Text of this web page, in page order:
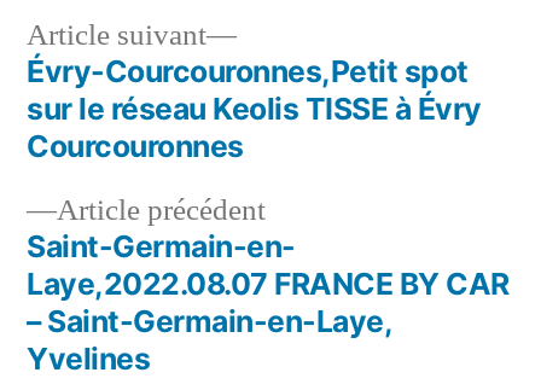
Navigation
de
l’article
Article précédentArticle
précédent :
Saint-Germain-en-
Laye,2022.08.07 FRANCE BY CAR
– Saint-Germain-en-Laye,
Yvelines
Article suivant
Article
suivant :
Évry-Courcouronnes,Petit spot
sur le réseau Keolis TISSE à Évry
Courcouronnes